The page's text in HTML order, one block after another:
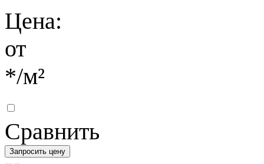
Цена:
от
*/м²
Сравнить
Запросить цену